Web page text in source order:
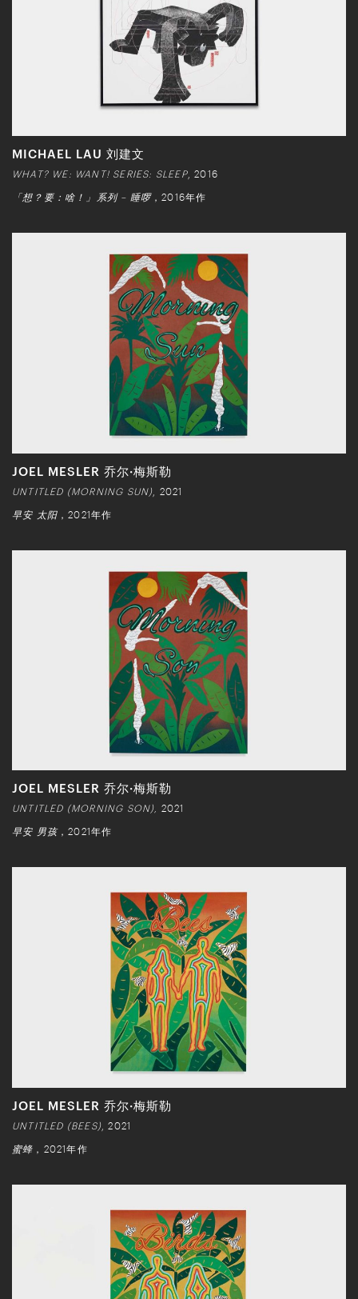
MICHAEL LAU 刘建文
WHAT? WE: WANT! SERIES: SLEEP, 2016
「想？要：啥！」系列 – 睡啰，2016年作
JOEL MESLER 乔尔·梅斯勒
UNTITLED (MORNING SUN) , 2021
早安 太阳 ，2021年作
JOEL MESLER 乔尔·梅斯勒
UNTITLED (MORNING SON), 2021
早安 男孩，2021年作
JOEL MESLER 乔尔·梅斯勒
UNTITLED (BEES) , 2021
蜜蜂 ，2021年作